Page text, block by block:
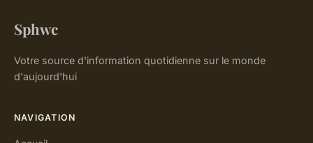
Sphwc
Votre source d'information quotidienne sur le monde
d'aujourd'hui
NAVIGATION